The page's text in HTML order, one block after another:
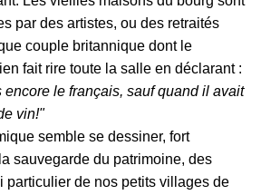
par des artistes, ou des retraités
couple britannique dont le
fait rire toute la salle en déclarant :
encore le français, sauf quand il avait
vin!"
semble se dessiner, fort
sauvegarde du patrimoine, des
particulier de nos petits villages de